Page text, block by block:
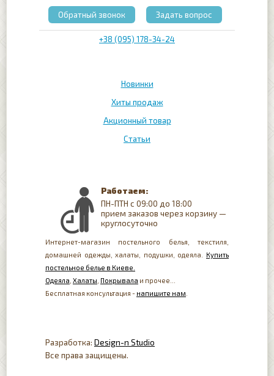
Новинки
Хиты продаж
Акционный товар
Статьи
+38 (095) 178-34-24
Обратный звонок Задать вопрос
Работаем:
ПН-ПТН с 09:00 до 18:00
прием заказов через корзину —
круглосуточно
Интернет-магазин постельного белья, текстиля,
домашней одежды, халаты, подушки, одеяла. Купить
постельное белье в Киеве.
Одеяла Халаты Покрывала и прочее...
Бесплатная консультация - напишите нам
Разработка: Design-n Studio
Все права защищены.